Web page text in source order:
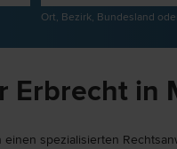
Ort, Bezirk, Bundesland
Erbrecht in
spezialisierten